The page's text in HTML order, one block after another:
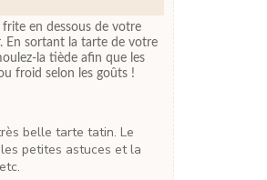
en dessous de votre
En sortant la tarte de votre
la tiède afin que les
froid selon les goûts !
petites astuces et la